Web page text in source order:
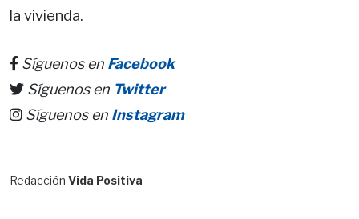
la vivienda.
Síguenos en Facebook
Síguenos en Twitter
Síguenos en Instagram
Redacción Vida Positiva